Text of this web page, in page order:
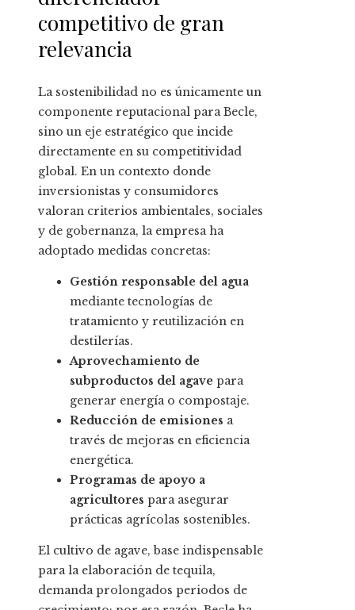
competitivo de gran
relevancia
La sostenibilidad no es únicamente un
componente reputacional para Becle,
sino un eje estratégico que incide
directamente en su competitividad
global. En un contexto donde
inversionistas y consumidores
valoran criterios ambientales, sociales
y de gobernanza, la empresa ha
adoptado medidas concretas:
Gestión responsable del agua
mediante tecnologías de
tratamiento y reutilización en
destilerías.
Aprovechamiento de
subproductos del agave para
generar energía o compostaje.
Reducción de emisiones a
través de mejoras en eficiencia
energética.
Programas de apoyo a
agricultores para asegurar
prácticas agrícolas sostenibles.
El cultivo de agave, base indispensable
para la elaboración de tequila,
demanda prolongados periodos de